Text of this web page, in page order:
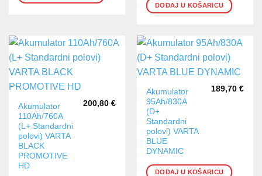
DODAJ U KOŠARICU
Akumulator
110Ah/760A
(L+ Standardni
polovi) VARTA
BLACK
PROMOTIVE
HD
200,80 €
Akumulator
95Ah/830A
(D+
Standardni
polovi) VARTA
BLUE
DYNAMIC
189,70 €
DODAJ U KOŠARICU